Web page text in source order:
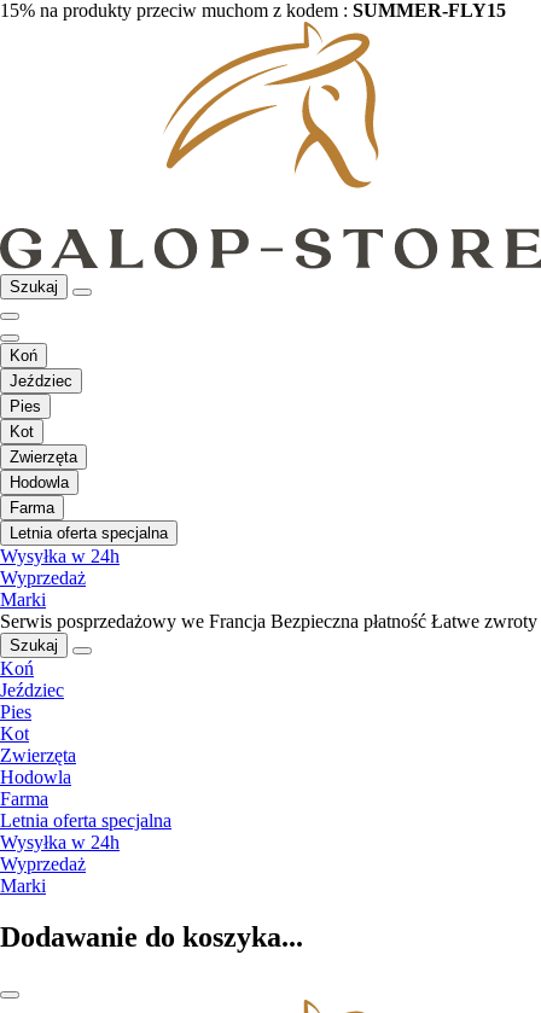
15% na produkty przeciw muchom z kodem : SUMMER-FLY15
Szukaj
Koń
Jeździec
Pies
Kot
Zwierzęta
Hodowla
Farma
Letnia oferta specjalna
Wysyłka w 24h
Wyprzedaż
Marki
Serwis posprzedażowy we Francja Bezpieczna płatność Łatwe zwroty
Szukaj
Koń
Jeździec
Pies
Kot
Zwierzęta
Hodowla
Farma
Letnia oferta specjalna
Wysyłka w 24h
Wyprzedaż
Marki
Dodawanie do koszyka...